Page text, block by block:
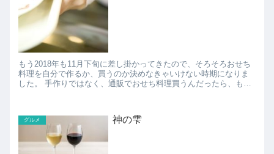
もう2018年も11月下旬に差し掛かってきたので、そろそろおせち
料理を自分で作るか、買うのか決めなきゃいけない時期になりま
した。 手作りではなく、通販でおせち料理買うんだったら、もう
グルメ 神の雫